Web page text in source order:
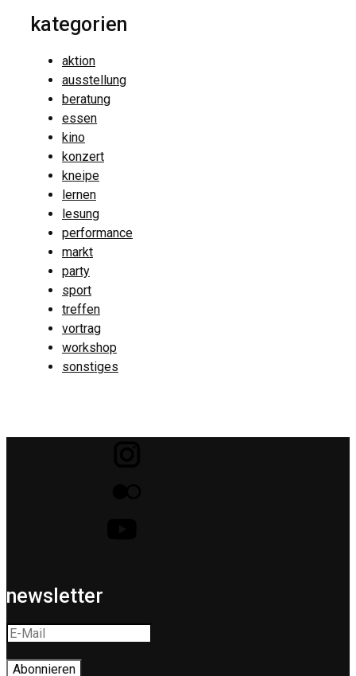
kategorien
aktion
ausstellung
beratung
essen
kino
konzert
kneipe
lernen
lesung
performance
markt
party
sport
treffen
vortrag
workshop
sonstiges
newsletter